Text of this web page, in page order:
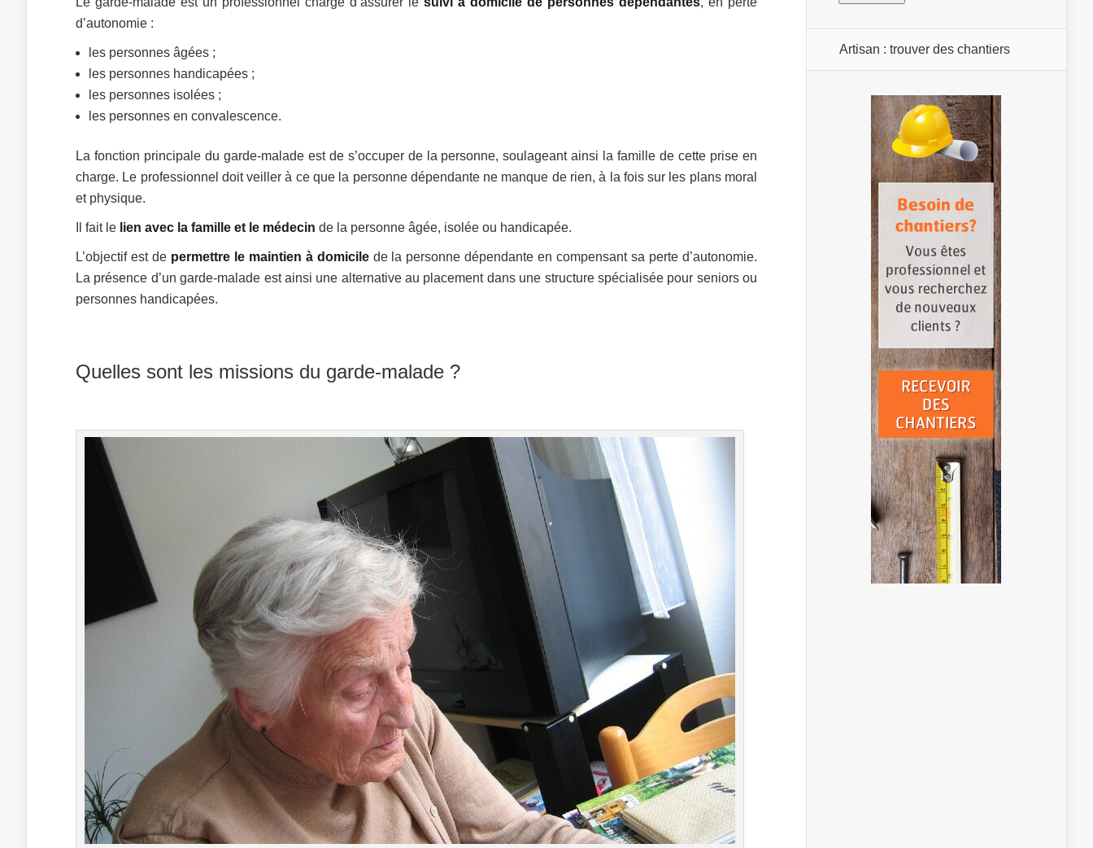
d’autonomie :
les personnes âgées ;
les personnes handicapées ;
les personnes isolées ;
les personnes en convalescence.
La fonction principale du garde-malade est de s’occuper de la personne, soulageant ainsi la famille de cette prise en
charge. Le professionnel doit veiller à ce que la personne dépendante ne manque de rien, à la fois sur les plans moral
et physique.
Il fait le lien avec la famille et le médecin de la personne âgée, isolée ou handicapée.
L’objectif est de permettre le maintien à domicilede la personne dépendante en compensant sa perte d’autonomie.
La présence d’un garde-malade est ainsi une alternative au placement dans une structure spécialisée pour seniors ou
personnes handicapées.
Quelles sont les missions du garde-malade ?
Artisan : trouver des chantiers